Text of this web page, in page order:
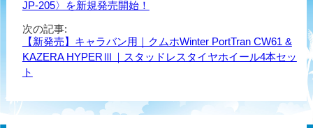
JP-205〉を新規発売開始！
次の記事:
【新発売】キャラバン用｜クムホWinter PortTran CW61 &
KAZERA HYPERⅢ｜スタッドレスタイヤホイール4本セッ
ト